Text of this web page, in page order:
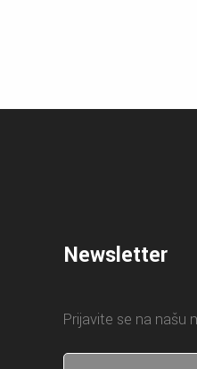
Newsletter
Prijavite se na našu